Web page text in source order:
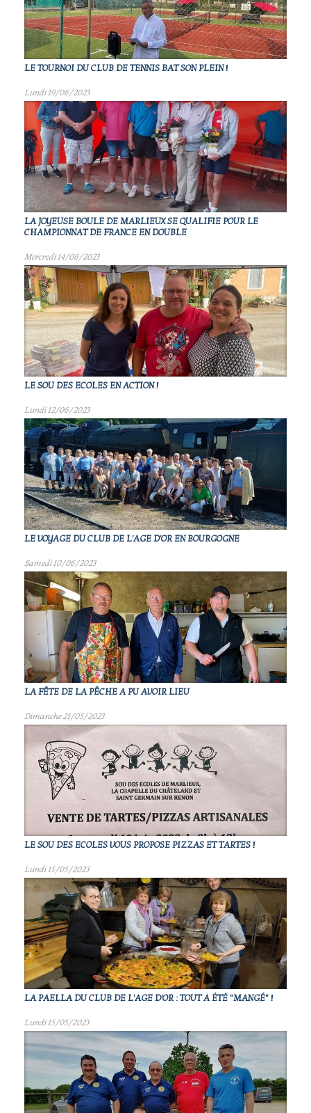
LE TOURNOI DU CLUB DE TENNIS BAT SON PLEIN !
Lundi 19/06/2023
LA JOYEUSE BOULE DE MARLIEUX SE QUALIFIE POUR LE
CHAMPIONNAT DE FRANCE EN DOUBLE
Mercredi 14/06/2023
LE SOU DES ECOLES EN ACTION !
Lundi 12/06/2023
LE VOYAGE DU CLUB DE L'AGE D'OR EN BOURGOGNE
Samedi 10/06/2023
LA FÊTE DE LA PÊCHE A PU AVOIR LIEU
Dimanche 21/05/2023
LE SOU DES ECOLES VOUS PROPOSE PIZZAS ET TARTES !
Lundi 15/05/2023
LA PAELLA DU CLUB DE L'AGE D'OR : TOUT A ÉTÉ "MANGÉ" !
Lundi 15/05/2023